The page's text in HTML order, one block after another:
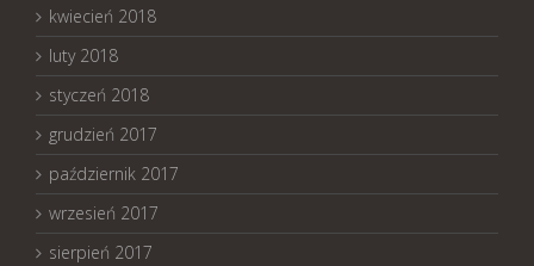
kwiecień 2018
luty 2018
styczeń 2018
grudzień 2017
październik 2017
wrzesień 2017
sierpień 2017